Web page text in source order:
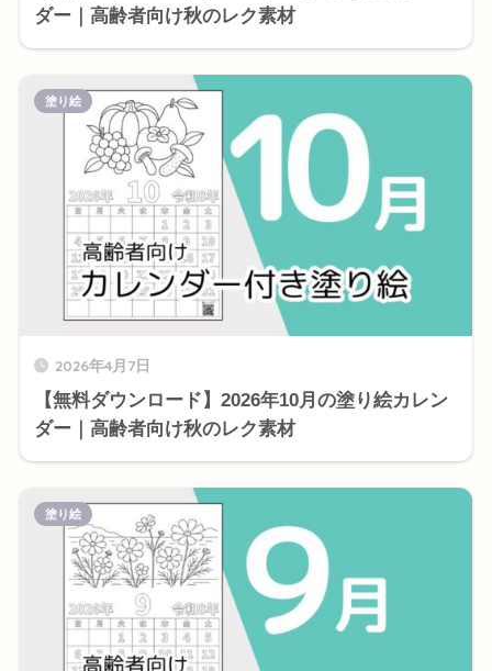
ダー｜高齢者向け秋のレク素材
2026年4月7日
【無料ダウンロード】2026年10月の塗り絵カレン
ダー｜高齢者向け秋のレク素材
塗り絵
塗り絵